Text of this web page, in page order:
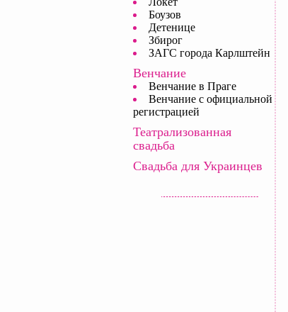
Боузов
Детенице
Збирог
ЗАГС города Карлштейн
Венчание
Венчание в Праге
Венчание с официальной
регистрацией
Театрализованная
свадьба
Свадьба для Украинцев